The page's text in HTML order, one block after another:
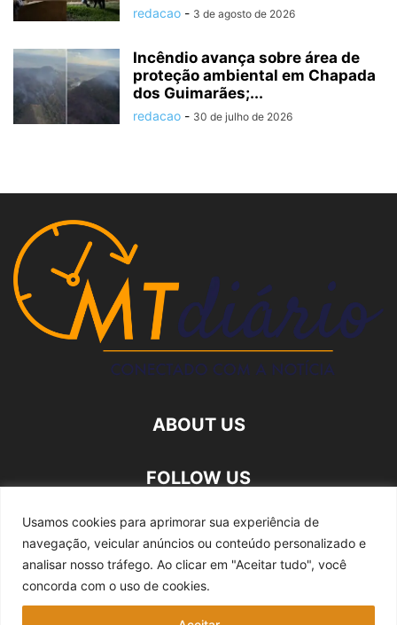
Usamos cookies para aprimorar sua experiência de
navegação, veicular anúncios ou conteúdo personalizado e
analisar nosso tráfego. Ao clicar em "Aceitar tudo", você
concorda com o uso de cookies.
redacao - 3 de agosto de 2026
Incêndio avança sobre área de
proteção ambiental em Chapada
dos Guimarães;...
redacao - 30 de julho de 2026
ABOUT US
FOLLOW US
Quem somos Expediente Fale Conosco